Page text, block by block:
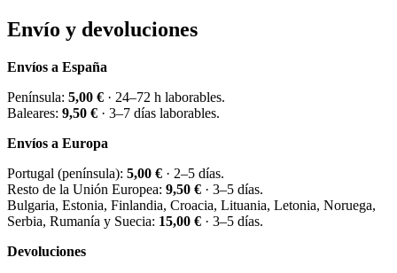
Envío y devoluciones
Envíos a España
Península: 5,00 € · 24–72 h laborables.
Baleares: 9,50 € · 3–7 días laborables.
Envíos a Europa
Portugal (península): 5,00 € · 2–5 días.
Resto de la Unión Europea: 9,50 € · 3–5 días.
Bulgaria, Estonia, Finlandia, Croacia, Lituania, Letonia, Noruega,
Serbia, Rumanía y Suecia: 15,00 € · 3–5 días.
Devoluciones